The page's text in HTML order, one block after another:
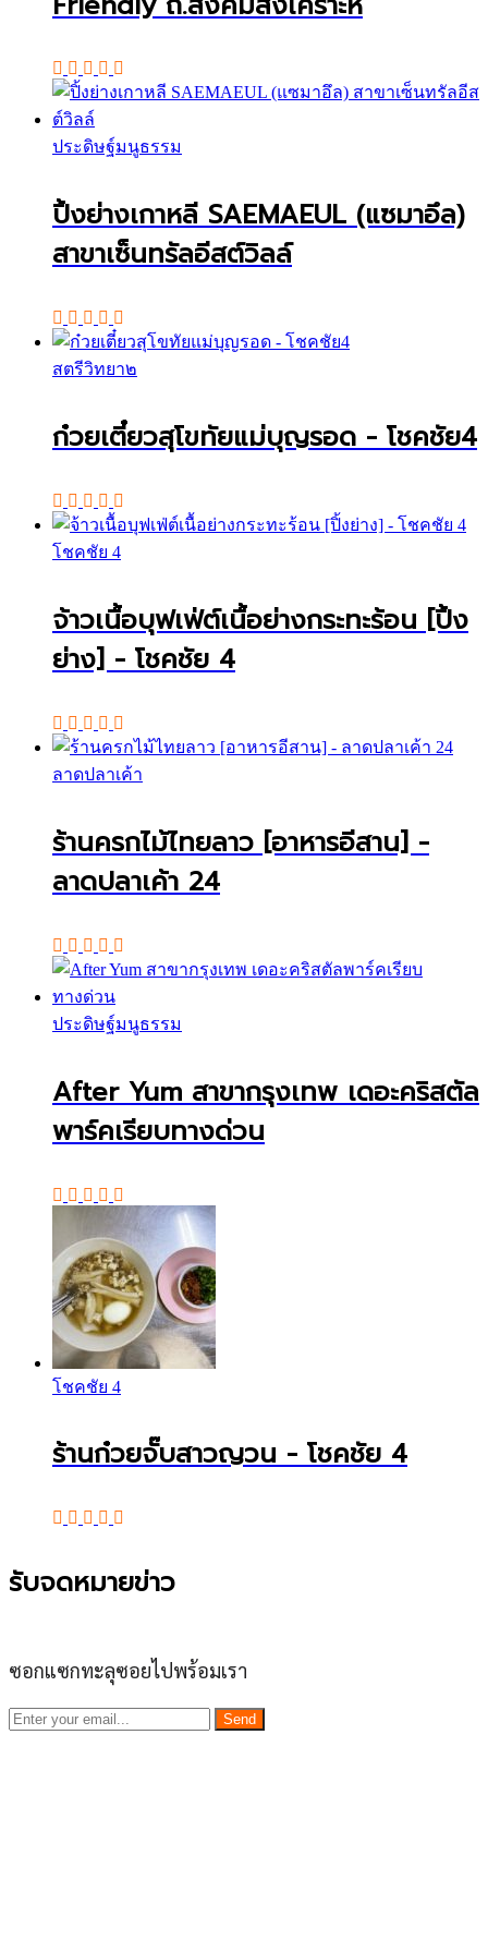
ประดิษฐ์มนูธรรม
ปิ้งย่างเกาหลี SAEMAEUL (แซมาอึล)
สาขาเซ็นทรัลอีสต์วิลล์
สตรีวิทยา๒
ก๋วยเตี๋ยวสุโขทัยแม่บุญรอด - โชคชัย4
โชคชัย 4
จ้าวเนื้อบุฟเฟ่ต์เนื้อย่างกระทะร้อน [ปิ้ง
ย่าง] - โชคชัย 4
ลาดปลาเค้า
ร้านครกไม้ไทยลาว [อาหารอีสาน] -
ลาดปลาเค้า 24
ประดิษฐ์มนูธรรม
After Yum สาขากรุงเทพ เดอะคริสตัล
พาร์คเรียบทางด่วน
โชคชัย 4
ร้านก๋วยจั๊บสาวญวน - โชคชัย 4
รับจดหมายข่าว
ซอกแซกทะลุซอยไปพร้อมเรา
Send